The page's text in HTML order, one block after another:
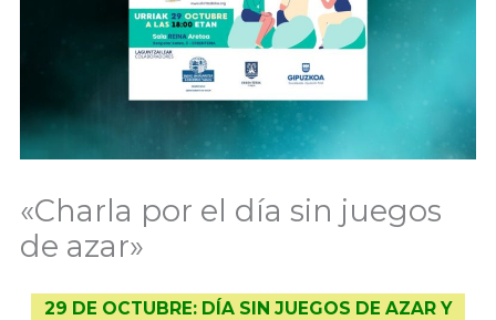
«Charla por el día sin juegos
de azar»
29 DE OCTUBRE: DÍA SIN JUEGOS DE AZAR Y